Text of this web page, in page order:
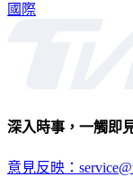
國際
深入時事，一觸即
意見反映：